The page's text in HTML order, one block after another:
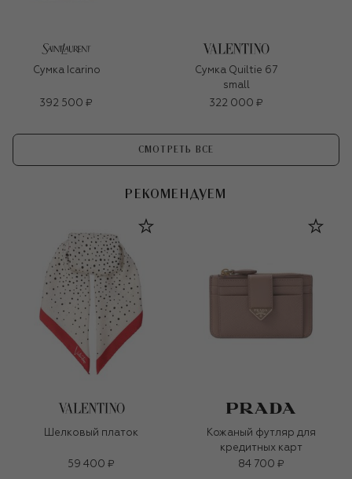
Сумка Icarino
392 500 ₽
Сумка Quiltie 67
small
322 000 ₽
СМОТРЕТЬ ВСЕ
РЕКОМЕНДУЕМ
Шелковый платок
59 400 ₽
Кожаный футляр для
кредитных карт
84 700 ₽